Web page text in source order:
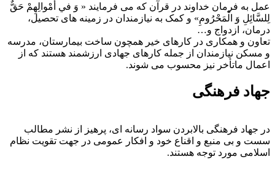
عمل به فرمان خداوند در قرآن که می فرمایند « وَ في‏ أَمْوالِهِمْ حَقٌّ
لِلسَّائِلِ وَ الْمَحْرُومِ» و کمک به نیازمندان در زمینه های تحصیل،
درمان، ازدواج و…
تعاون و همکاری در کارهای خیر همچون ساخت بیمارستان، مدرسه
و مسکن نیازمندان از جمله کارهای جهادی ارزشمند هستند که از
اعمال ماتأخر نیز محسوب می شوند.
جهاد فرهنگی
در جهاد فرهنگی بالابردن سواد رسانه ای، پرهیز از نشر مطالب
سست و بی منبع و اقناع خود و افکار عمومی در جهت تقویت نظام
اسلامی مورد توجه هستند.